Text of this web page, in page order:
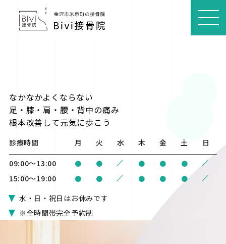
MEN
U
なかなかよくならない
足・膝・肩・腰・背中の痛み
根本改善 して元気に歩こう
診療時間 月 火 水 木 金 土 日
09:00〜13:00 ● ● / ● ● ● /
15:00〜19:00 ● ● / ● ● ● /
水・日・祝日はお休みです
※全時間帯完全予約制